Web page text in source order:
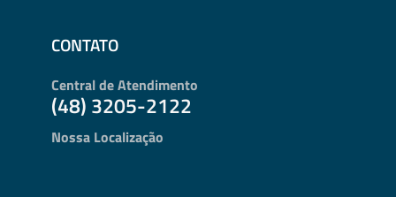
CONTATO
Central de Atendimento
(48) 3205-2122
Nossa Localização